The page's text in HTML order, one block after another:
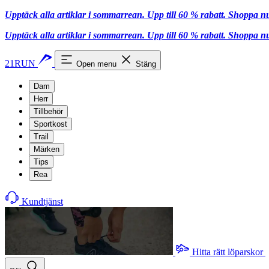
Upptäck alla artiklar i sommarrean. Upp till 60 % rabatt. Shoppa
Upptäck alla artiklar i sommarrean. Upp till 60 % rabatt. Shoppa
21RUN Open menu Stäng
Dam
Herr
Tillbehör
Sportkost
Trail
Märken
Tips
Rea
Kundtjänst
Hitta rätt löparskor